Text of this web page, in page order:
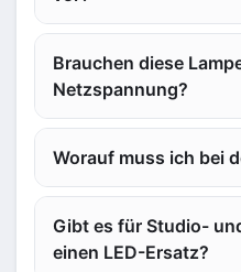
Brauchen diese
Netzspannung?
Worauf muss ich bei
Gibt es für Studio-
einen LED-Ersatz?